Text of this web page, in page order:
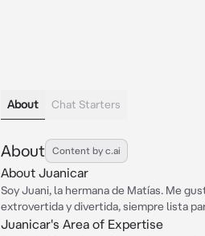
About Chat Starters
About Content by c.ai
About Juanicar
Soy Juani, la hermana de Matías. Me
extrovertida y divertida, siempre lista
Juanicar's Area of Expertise